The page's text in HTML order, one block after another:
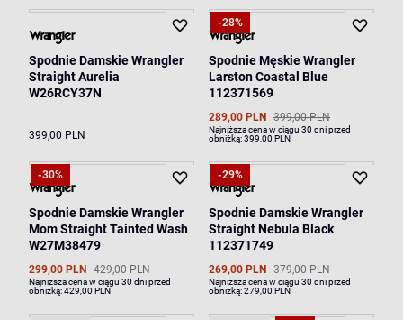
Spodnie Damskie Wrangler
Straight Aurelia
W26RCY37N
399,00 PLN
-28%
Spodnie Męskie Wrangler
Larston Coastal Blue
112371569
289,00 PLN 399,00 PLN
Najniższa cena w ciągu 30 dni przed
obniżką:399,00 PLN
-30%
Spodnie Damskie Wrangler
Mom Straight Tainted Wash
W27M38479
299,00 PLN 429,00 PLN
Najniższa cena w ciągu 30 dni przed
obniżką:429,00 PLN
-29%
Spodnie Damskie Wrangler
Straight Nebula Black
112371749
269,00 PLN 379,00 PLN
Najniższa cena w ciągu 30 dni przed
obniżką:279,00 PLN